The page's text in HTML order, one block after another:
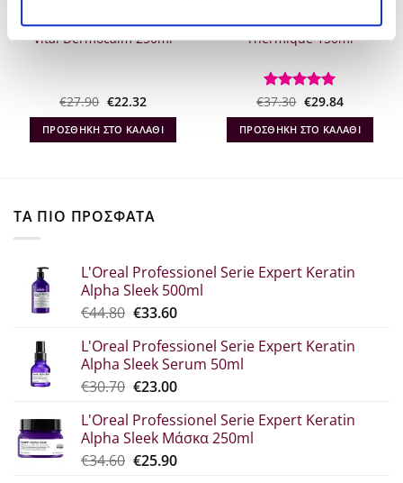
Kerastase Specifique Bain
Vital Dermocalm 250ml
€27.90 Original
price
was:
€27.90.
€22.32Η
τρέχουσα
τιμή
είναι:
€22.32.
ΠΡΟΣΘΉΚΗ ΣΤΟ ΚΑΛΆΘΙ
Kerastase Nutritive Nectar
Thermique 150ml
Βαθμολογήθηκε
με5από 5
€37.30 Original
price
was:
€37.30.
€29.84Η
τρέχουσα
τιμή
είναι:
€29.84.
ΠΡΟΣΘΉΚΗ ΣΤΟ ΚΑΛΆΘΙ
ΤΑ ΠΙΟ ΠΡΟΣΦΑΤΑ
L'Oreal Professionel Serie Expert Keratin
Alpha Sleek 500ml
€44.80 Original
was:
€44.80.
€33.60Η
τιμή
είναι:
€33.60.
L'Oreal Professionel Serie Expert Keratin
Alpha Sleek Serum 50ml
€30.70 Original
was:
€30.70.
€23.00Η
τιμή
είναι:
€23.00.
L'Oreal Professionel Serie Expert Keratin
Alpha Sleek Μάσκα 250ml
€34.60 Original
€25.90Η